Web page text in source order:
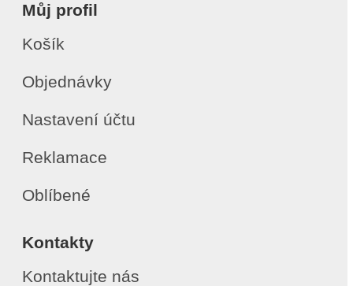
Můj profil
Košík
Objednávky
Nastavení účtu
Reklamace
Oblíbené
Kontakty
Kontaktujte nás